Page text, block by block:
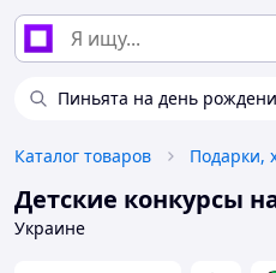
Пиньята на день
Каталог товаров Подарки,
Детские конкурсы
Украине